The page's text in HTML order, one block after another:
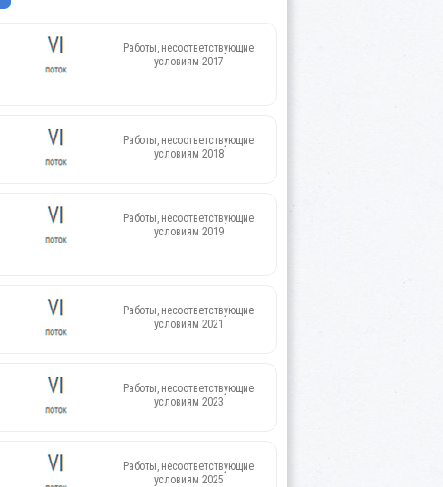
Работы, несоответствующие
условиям 2017
Работы, несоответствующие
условиям 2018
Работы, несоответствующие
условиям 2019
Работы, несоответствующие
условиям 2021
Работы, несоответствующие
условиям 2023
Работы, несоответствующие
условиям 2025